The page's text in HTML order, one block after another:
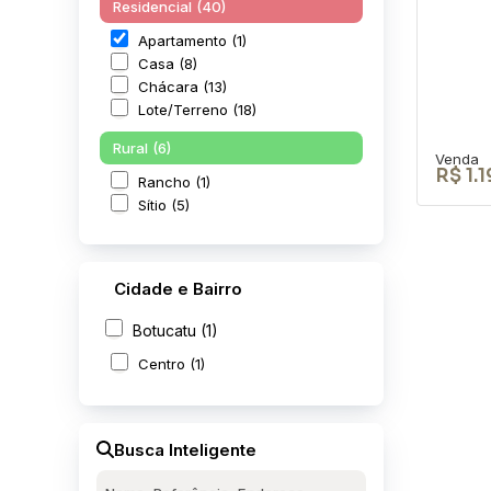
Residencial (40)
Apartamento (1)
Casa (8)
Chácara (13)
Lote/Terreno (18)
Rural (6)
Rancho (1)
Sítio (5)
Cidade e Bairro
Botucatu (1)
Centro (1)
Busca Inteligente
R$